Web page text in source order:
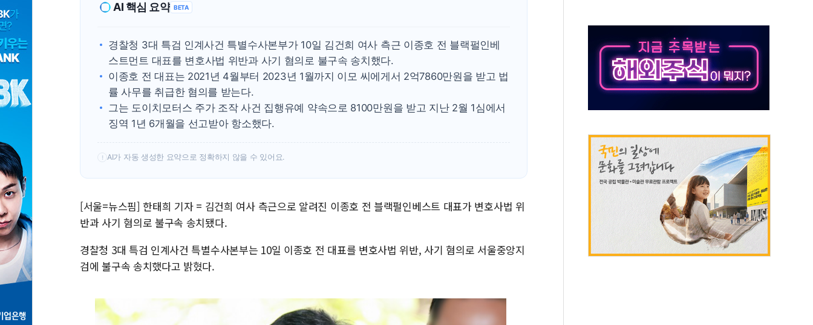
홈플러스發 대형마트 판매, 역대 최대폭 감소한 9.4%↓…유통업계 양극화 심화
윤준병·이해민 의원, '정부 특사'로 콜롬비아 대통령 취임식 참석
'호우·산사태 주의보' 울진 시간당 30mm 강한 비...호우 피해 없어
여야, 황희 '버스 하우스' 공방…野 "청년 우롱 기괴" vs 與 "송구한 해프닝"
AI 핵심 요약 BETA
경찰청 3대 특검 인계사건 특별수사본부가 10일 김건희 여사 측근 이종호 전 블랙펄인베
스트먼트 대표를 변호사법 위반과 사기 혐의로 불구속 송치했다.
이종호 전 대표는 2021년 4월부터 2023년 1월까지 이모 씨에게서 2억7860만원을 받고 법
률 사무를 취급한 혐의를 받는다.
그는 도이치모터스 주가 조작 사건 집행유예 약속으로 8100만원을 받고 지난 2월 1심에서
징역 1년 6개월을 선고받아 항소했다.
! AI가 자동 생성한 요약으로 정확하지 않을 수 있어요.
[서울=뉴스핌] 한태희 기자 = 김건희 여사 측근으로 알려진 이종호 전 블랙펄인베스트 대표가 변호사법 위
반과 사기 혐의로 불구속 송치됐다.
경찰청 3대 특검 인계사건 특별수사본부는 10일 이종호 전 대표를 변호사법 위반, 사기 혐의로 서울중앙지
검에 불구속 송치했다고 밝혔다.